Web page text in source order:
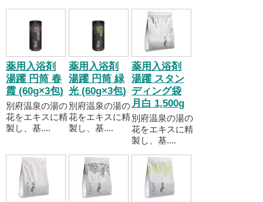
薬用入浴剤
湯躍 円筒 春
霞 (60g×3包)
別府温泉の湯の
花をエキスに精
製し、基....
薬用入浴剤
湯躍 円筒 緑
光 (60g×3包)
別府温泉の湯の
花をエキスに精
製し、基....
薬用入浴剤
湯躍 スタン
ディング袋
月白 1,500g
別府温泉の湯の
花をエキスに精
製し、基....